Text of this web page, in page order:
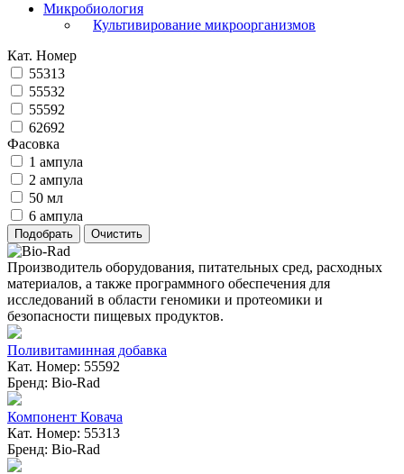
Микробиология
Культивирование микроорганизмов
Кат. Номер
55313
55532
55592
62692
Фасовка
1 ампула
2 ампула
50 мл
6 ампула
Производитель оборудования, питательных сред, расходных
материалов, а также программного обеспечения для
исследований в области геномики и протеомики и
безопасности пищевых продуктов.
Поливитаминная добавка
Кат. Номер: 55592
Бренд: Bio-Rad
Компонент Ковача
Кат. Номер: 55313
Бренд: Bio-Rad